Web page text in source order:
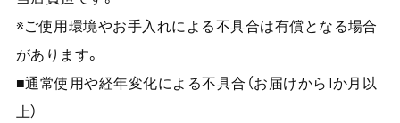
※ご使用環境やお手入れによる不具合は有償となる場合
があります。
■通常使用や経年変化による不具合（お届けから1か月以
上）